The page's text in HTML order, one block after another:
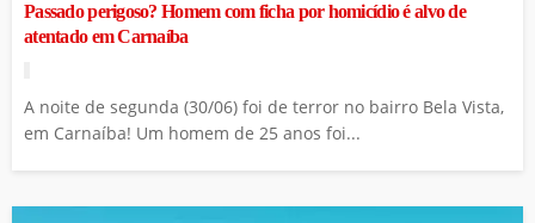
Passado perigoso? Homem com ficha por homicídio é alvo de
atentado em Carnaíba
A noite de segunda (30/06) foi de terror no bairro Bela Vista,
em Carnaíba! Um homem de 25 anos foi...